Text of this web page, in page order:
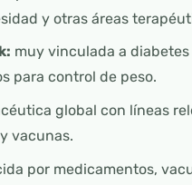
y otras áreas
muy vinculada a diabetes
para control de peso.
global con líneas
vacunas.
por medicamentos,